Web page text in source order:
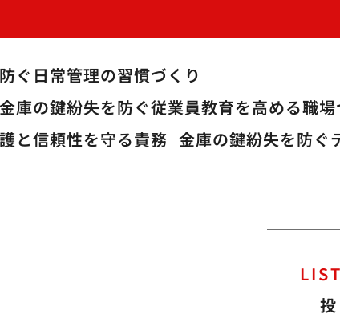
ぐ日常管理の習慣づくり
金庫の鍵紛失を防ぐ従業員教育を高める職場
と信頼性を守る責務 金庫の鍵紛失を防ぐ